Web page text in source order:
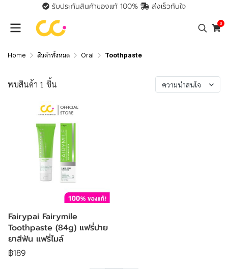
รับประกันสินค้าของแท้ 100% ส่งเร็วทันใจ
0
Home สินค้าทั้งหมด Oral Toothpaste
พบสินค้า 1 ชิ้น ความน่าสนใจ
Fairypai Fairymile
Toothpaste (84g) แฟรี่ปาย
ยาสีฟัน แฟรี่ไมล์
฿189